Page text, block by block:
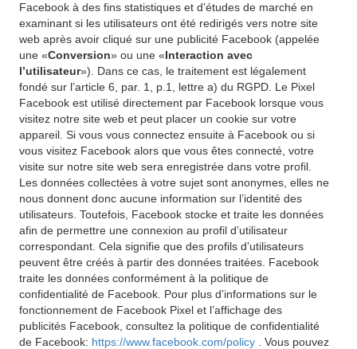
Facebook à des fins statistiques et d’études de marché en
examinant si les utilisateurs ont été redirigés vers notre site
web après avoir cliqué sur une publicité Facebook (appelée
une «Conversion» ou une «Interaction avec
l’utilisateur»). Dans ce cas, le traitement est légalement
fondé sur l’article 6, par. 1, p.1, lettre a) du RGPD. Le Pixel
Facebook est utilisé directement par Facebook lorsque vous
visitez notre site web et peut placer un cookie sur votre
appareil. Si vous vous connectez ensuite à Facebook ou si
vous visitez Facebook alors que vous êtes connecté, votre
visite sur notre site web sera enregistrée dans votre profil.
Les données collectées à votre sujet sont anonymes, elles ne
nous donnent donc aucune information sur l’identité des
utilisateurs. Toutefois, Facebook stocke et traite les données
afin de permettre une connexion au profil d’utilisateur
correspondant. Cela signifie que des profils d’utilisateurs
peuvent être créés à partir des données traitées. Facebook
traite les données conformément à la politique de
confidentialité de Facebook. Pour plus d’informations sur le
fonctionnement de Facebook Pixel et l’affichage des
publicités Facebook, consultez la politique de confidentialité
de Facebook: https://www.facebook.com/policy
. Vous pouvez